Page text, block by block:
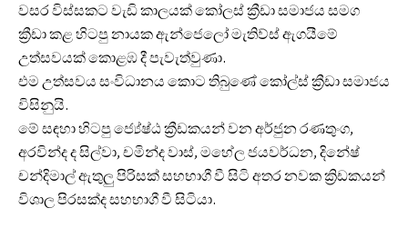
වසර විස්සකට වැඩි කාලයක් කෝලස් ක්‍රීඩා සමාජය සමග
ක්‍රීඩා කළ හිටපු නායක ඇන්ජෙලෝ මැතිව්ස් ඇගයීමේ
උත්සවයක් කොළඹ දී පැවැත්වුණා.
එම උත්සවය සංවිධානය කොට තිබුණේ කෝල්ස් ක්‍රීඩා සමාජය
විසිනුයි.
මේ සඳහා හිටපු ජ්‍යේෂ්ඨ ක්‍රීඩකයන් වන අර්ජුන රණතුංග,
අරවින්ද ද සිල්වා, චමින්ද වාස්, මහේල ජයවර්ධන, දිනේෂ්
චන්දිමාල් ඇතුලු පිරිසක් සහභාගී වී සිටි අතර නවක ක්‍රිඩකයන්
විශාල පිරසක්ද සහභාගී වී සිටියා.